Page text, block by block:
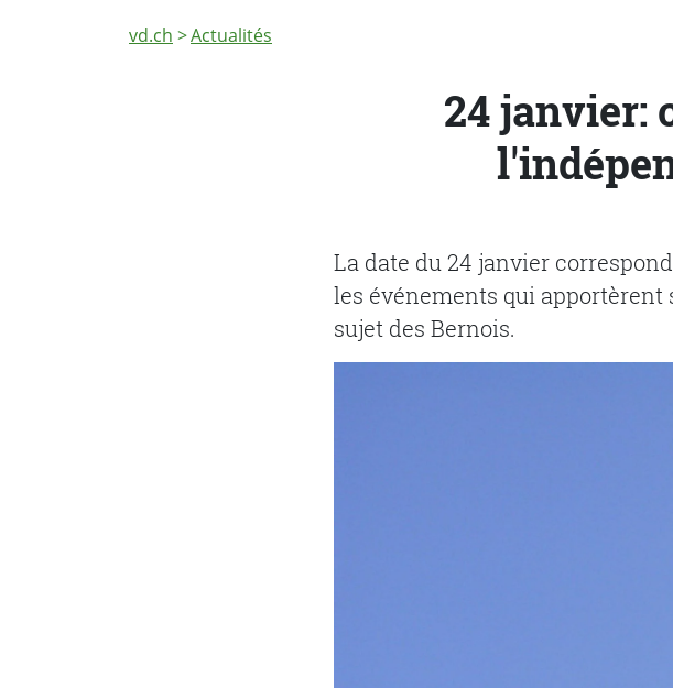
Fil d'Ariane
vd.ch Actualités
24 janvier: commémoration de l'indépendance vaudoise
24 janvier:
La date du 24 janvier
les événements qui apportèrent
sujet des Bernois.